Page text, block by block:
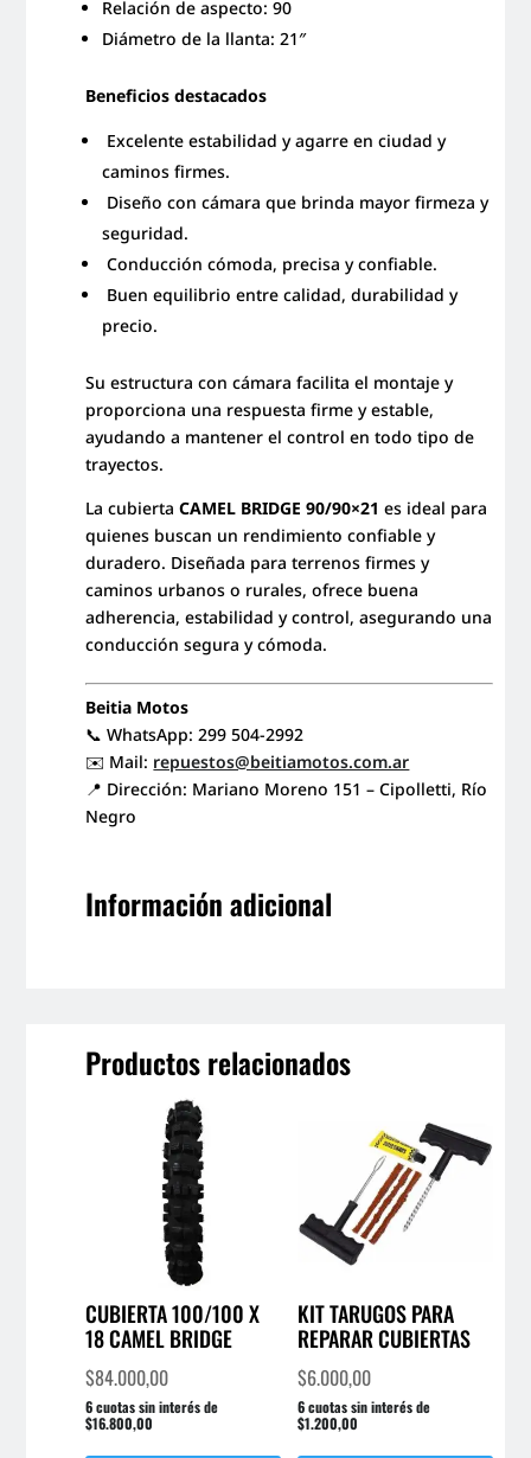
Relación de aspecto: 90
Diámetro de la llanta: 21″
Beneficios destacados
Excelente estabilidad y agarre en ciudad y
caminos firmes.
Diseño con cámara que brinda mayor firmeza y
seguridad.
Conducción cómoda, precisa y confiable.
Buen equilibrio entre calidad, durabilidad y
precio.
Su estructura con cámara facilita el montaje y
proporciona una respuesta firme y estable,
ayudando a mantener el control en todo tipo de
trayectos.
La cubiertaCAMEL BRIDGE 90/90×21 es ideal para
quienes buscan un rendimiento confiable y
duradero. Diseñada para terrenos firmes y
caminos urbanos o rurales, ofrece buena
adherencia, estabilidad y control, asegurando una
conducción segura y cómoda.
Beitia Motos
📞 WhatsApp: 299 504-2992
✉️ Mail: repuestos@beitiamotos.com.ar
📍 Dirección: Mariano Moreno 151 – Cipolletti, Río
Negro
Información adicional
Productos relacionados
CUBIERTA 100/100 X
18 CAMEL BRIDGE
$84.000,00
6 cuotas sin interés de
$16.800,00
KIT TARUGOS PARA
REPARAR CUBIERTAS
$6.000,00
6 cuotas sin interés de
$1.200,00